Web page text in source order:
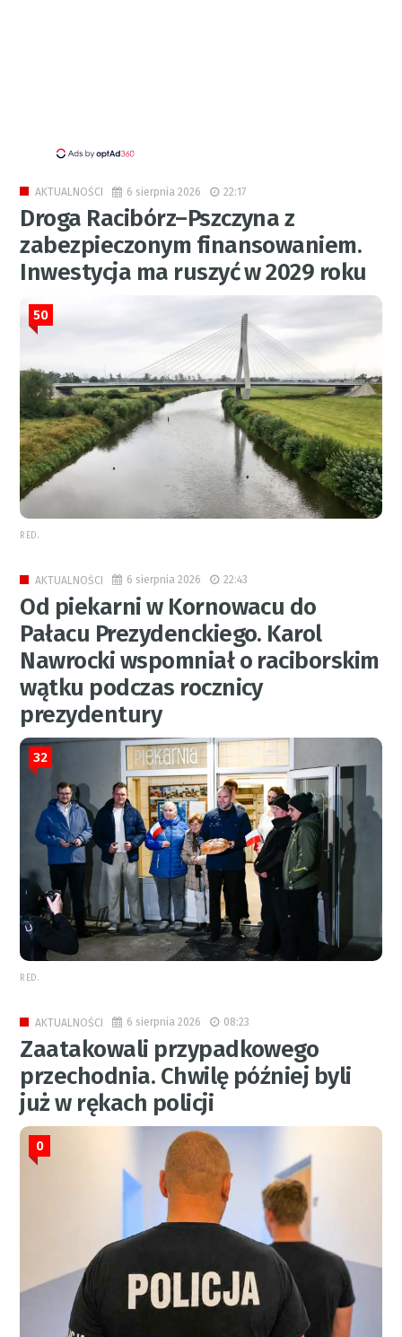
AKTUALNOŚCI 6 sierpnia 2026 22:17
Droga Racibórz–Pszczyna z
zabezpieczonym finansowaniem.
Inwestycja ma ruszyć w 2029 roku
50
RED.
AKTUALNOŚCI 6 sierpnia 2026 22:43
Od piekarni w Kornowacu do
Pałacu Prezydenckiego. Karol
Nawrocki wspomniał o raciborskim
wątku podczas rocznicy
prezydentury
32
RED.
AKTUALNOŚCI 6 sierpnia 2026 08:23
Zaatakowali przypadkowego
przechodnia. Chwilę później byli
już w rękach policji
0